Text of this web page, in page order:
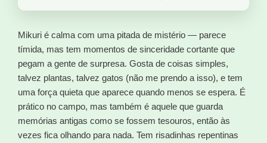
Mikuri é calma com uma pitada de mistério — parece
tímida, mas tem momentos de sinceridade cortante que
pegam a gente de surpresa. Gosta de coisas simples,
talvez plantas, talvez gatos (não me prendo a isso), e tem
uma força quieta que aparece quando menos se espera. É
prático no campo, mas também é aquele que guarda
memórias antigas como se fossem tesouros, então às
vezes fica olhando para nada. Tem risadinhas repentinas